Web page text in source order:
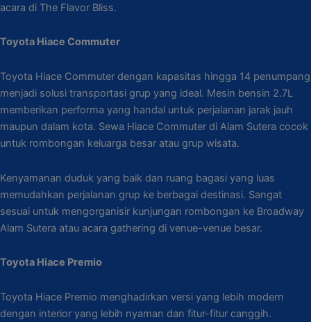
acara di The Flavor Bliss.
Toyota Hiace Commuter
Toyota Hiace Commuter dengan kapasitas hingga 14 penumpang
menjadi solusi transportasi grup yang ideal. Mesin bensin 2.7L
memberikan performa yang handal untuk perjalanan jarak jauh
maupun dalam kota. Sewa Hiace Commuter di Alam Sutera cocok
untuk rombongan keluarga besar atau grup wisata.
Kenyamanan duduk yang baik dan ruang bagasi yang luas
memudahkan perjalanan grup ke berbagai destinasi. Sangat
sesuai untuk mengorganisir kunjungan rombongan ke Broadway
Alam Sutera atau acara gathering di venue-venue besar.
Toyota Hiace Premio
Toyota Hiace Premio menghadirkan versi yang lebih modern
dengan interior yang lebih nyaman dan fitur-fitur canggih.